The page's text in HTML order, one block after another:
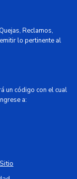
Reclamos,
lo pertinente al
un código con el cual
a: